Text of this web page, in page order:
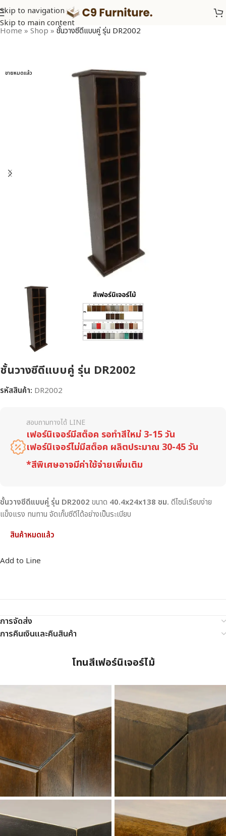
Skip to navigation
Skip to main content
Home » Shop » ชั้นวางซีดีแบบคู่ รุ่น DR2002
ขายหมดแล้ว
ชั้นวางซีดีแบบคู่ รุ่น DR2002
รหัสสินค้า: DR2002
สอบถามทางได้ LINE
เฟอร์นิเจอร์มีสต็อค รอทำสีใหม่ 3-15 วัน
เฟอร์นิเจอร์ไม่มีสต็อค ผลิตประมาณ 30-45 วัน
*สีพิเศษอาจมีค่าใช้จ่ายเพิ่มเติม
ชั้นวางซีดีแบบคู่ รุ่น DR2002 ขนาด 40.4x24x138 ซม. ดีไซน์เรียบง่าย
แข็งแรง ทนทาน จัดเก็บซีดีได้อย่างเป็นระเบียบ
สินค้าหมดแล้ว
Add to Line
การจัดส่ง
การคืนเงินและคืนสินค้า
โทนสีเฟอร์นิเจอร์ไม้